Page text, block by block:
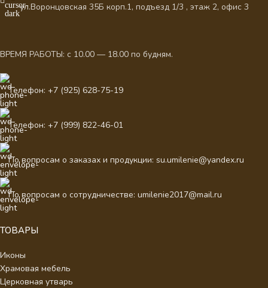
ул.Воронцовская 35Б корп.1, подъезд 1/3 , этаж 2, офис 3
ВРЕМЯ РАБОТЫ: с 10.00 — 18.00 по будням.
Телефон: +7 (925) 628-75-19
Телефон: +7 (999) 822-46-01
По вопросам о заказах и продукции: su.umilenie@yandex.ru
По вопросам о сотрудничестве: umilenie2017@mail.ru
ТОВАРЫ
Иконы
Храмовая мебель
Церковная утварь